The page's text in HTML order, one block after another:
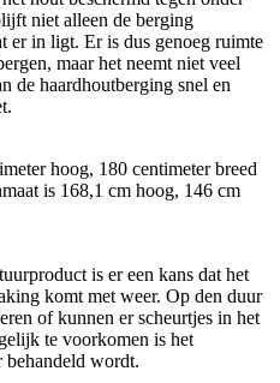
niet alleen de berging
er in ligt. Er is dus genoeg ruimte
maar het neemt niet veel
de haardhoutberging snel en
hoog, 180 centimeter breed
is 168,1 cm hoog, 146 cm
is er een kans dat het
komt met weer. Op den duur
of kunnen er scheurtjes in het
te voorkomen is het
behandeld wordt.